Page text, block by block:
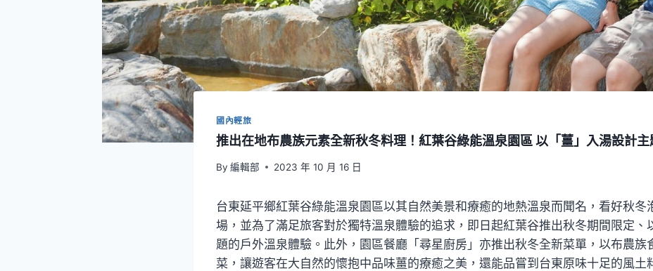
國內輕旅
推出在地布農族元素全新秋冬料理！紅葉谷綠能溫泉園區 以「薑」入湯設計主
By 編輯部 2023 年 10 月 16 日
台東延平鄉紅葉谷綠能溫泉園區以其自然美景和療癒的地熱溫泉而聞名，看好秋冬
場，並為了滿足旅客對於獨特溫泉體驗的追求，即日起紅葉谷推出秋冬期間限定、
題的戶外溫泉體驗。此外，園區餐廳「尋星廚房」亦推出秋冬全新菜單，以布農族
菜，讓遊客在大自然的懷抱中品味薑的療癒之美，還能品嘗到台東原味十足的風土